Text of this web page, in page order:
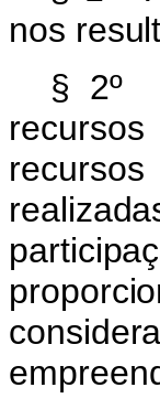
nos
§ 2º